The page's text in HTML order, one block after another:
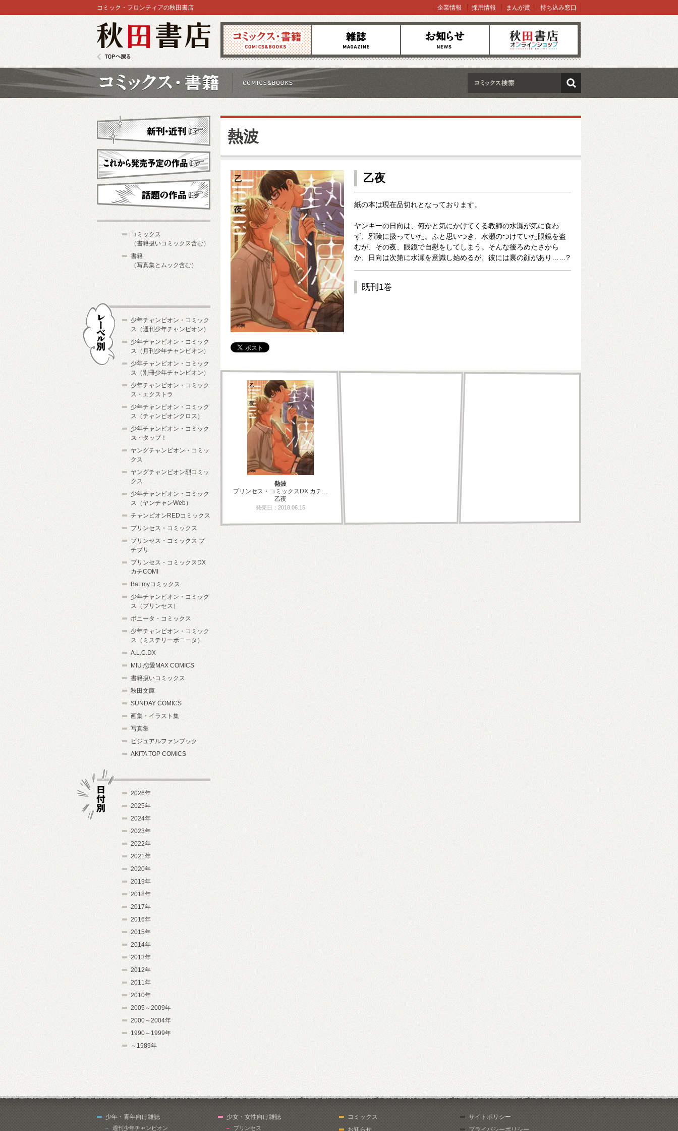
コミックス 雑誌 お知らせ オンラインショップ
コミック・フロンティアの秋田書店 企業情報 採用情報 まんが賞 持ち込み窓口
検索
熱波
乙夜
紙の本は現在品切れとなっております。
ヤンキーの日向は、何かと気にかけてくる教師の水瀬が気に食わ
ず、邪険に扱っていた。ふと思いつき、水瀬のつけていた眼鏡を盗
むが、その夜、眼鏡で自慰をしてしまう。そんな後ろめたさから
か、日向は次第に水瀬を意識し始めるが、彼には裏の顔があり……?
既刊1巻
熱波
プリンセス・コミックスDX カチ…
乙夜
発売日：2018.06.15
新刊・近刊
これから発売予定
コミックス
（書籍扱いコミックス含む）
書籍
（写真集とムック含む）
少年チャンピオン・コミック
ス（週刊少年チャンピオン）
少年チャンピオン・コミック
ス（月刊少年チャンピオン）
少年チャンピオン・コミック
ス（別冊少年チャンピオン）
少年チャンピオン・コミック
ス・エクストラ
少年チャンピオン・コミック
ス（チャンピオンクロス）
少年チャンピオン・コミック
ス・タップ！
ヤングチャンピオン・コミッ
クス
ヤングチャンピオン烈コミッ
クス
少年チャンピオン・コミック
ス（ヤンチャンWeb）
チャンピオンREDコミックス
プリンセス・コミックス
プリンセス・コミックス プ
チプリ
プリンセス・コミックスDX
カチCOMI
BaLmyコミックス
少年チャンピオン・コミック
ス（プリンセス）
ボニータ・コミックス
少年チャンピオン・コミック
ス（ミステリーボニータ）
A.L.C.DX
MIU 恋愛MAX COMICS
書籍扱いコミックス
秋田文庫
SUNDAY COMICS
画集・イラスト集
写真集
ビジュアルファンブック
AKITA TOP COMICS
2026年
2025年
2024年
2023年
2022年
2021年
2020年
2019年
2018年
2017年
2016年
2015年
2014年
2013年
2012年
2011年
2010年
2005～2009年
2000～2004年
1990～1999年
～1989年
少年・青年向け雑誌
週刊少年チャンピオン
少女・女性向け雑誌
プリンセス
コミックス
お知らせ
サイトポリシー
プライバシーポリシー